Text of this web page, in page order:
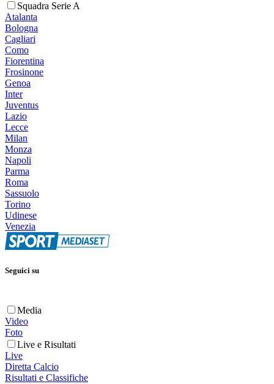
Squadra Serie A
Atalanta
Bologna
Cagliari
Como
Fiorentina
Frosinone
Genoa
Inter
Juventus
Lazio
Lecce
Milan
Monza
Napoli
Parma
Roma
Sassuolo
Torino
Udinese
Venezia
Seguici su
Media
Video
Foto
Live e Risultati
Live
Diretta Calcio
Risultati e Classifiche